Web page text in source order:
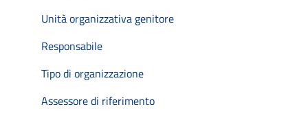
Unità organizzativa genitore
Responsabile
Tipo di organizzazione
Assessore di riferimento